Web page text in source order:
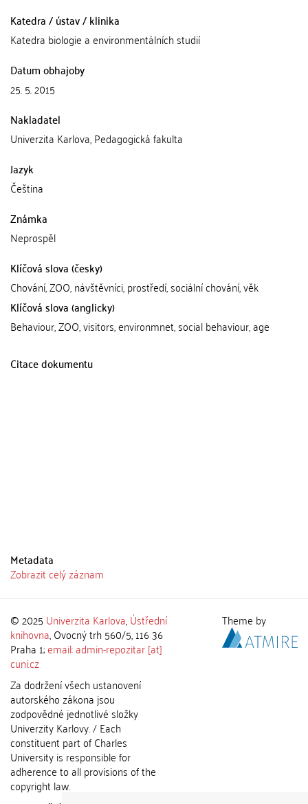
Katedra / ústav / klinika
Katedra biologie a environmentálních studií
Datum obhajoby
25. 5. 2015
Nakladatel
Univerzita Karlova, Pedagogická fakulta
Jazyk
Čeština
Známka
Neprospěl
Klíčová slova (česky)
Chování, ZOO, návštěvníci, prostředí, sociální chování, věk
Klíčová slova (anglicky)
Behaviour, ZOO, visitors, environmnet, social behaviour, age
Citace dokumentu
Metadata
Zobrazit celý záznam
© 2025 Univerzita Karlova,Ústřední
knihovna, Ovocný trh 560/5, 116 36
Praha 1;email: admin-repozitar [at]
cuni.cz
Za dodržení všech ustanovení
autorského zákona jsou
zodpovědné jednotlivé složky
Univerzity Karlovy. / Each
constituent part of Charles
University is responsible for
adherence to all provisions of the
copyright law.
Theme by